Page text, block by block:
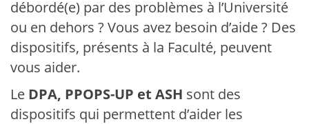
débordé(e) par des problèmes à l’Université
ou en dehors ? Vous avez besoin d’aide ? Des
dispositifs, présents à la Faculté, peuvent
vous aider.
Le DPA, PPOPS-UP et ASH sont des
dispositifs qui permettent d’aider les